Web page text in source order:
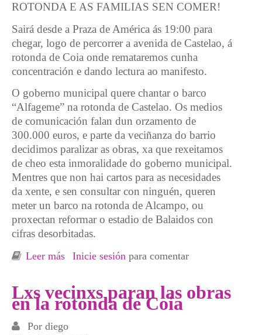
ROTONDA E AS FAMILIAS SEN COMER!
Sairá desde a Praza de América ás 19:00 para
chegar, logo de percorrer a avenida de Castelao, á
rotonda de Coia onde remataremos cunha
concentración e dando lectura ao manifesto.
O goberno municipal quere chantar o barco
“Alfageme” na rotonda de Castelao. Os medios
de comunicación falan dun orzamento de
300.000 euros, e parte da veciñanza do barrio
decidimos paralizar as obras, xa que rexeitamos
de cheo esta inmoralidade do goberno municipal.
Mentres que non hai cartos para as necesidades
da xente, e sen consultar con ninguén, queren
meter un barco na rotonda de Alcampo, ou
proxectan reformar o estadio de Balaidos con
cifras desorbitadas.
Leer más sobre Viernes 12 - Manifestación: NON ao
Inicie sesión para comentar
Lxs vecinxs paran las obras
en la rotonda de Coia
Por diego